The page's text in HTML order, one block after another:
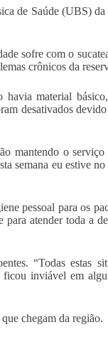
de Saúde (UBS)
sofre com o
crônicos da
havia material
desativados
mantendo o
semana eu estive
pessoal para os
atender toda a
“Todas estas
ficou inviável em
chegam da região.